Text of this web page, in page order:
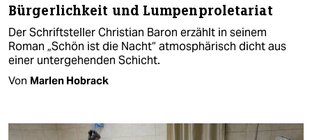
Bürgerlichkeit und Lumpenproletariat
Der Schriftsteller Christian Baron erzählt in seinem
Roman „Schön ist die Nacht“ atmosphärisch dicht aus
einer untergehenden Schicht.
Von Marlen Hobrack